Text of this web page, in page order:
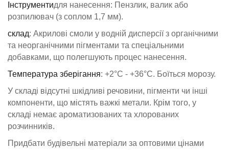
Інструментидля нанесення: Пензлик, валик або
розпилювач (з соплом 1,7 мм).
склад: Акрилові смоли у водній дисперсії з органічними
та неорганічними пігментами та спеціальними
добавками, що полегшують процес нанесення.
Температура зберігання: +2°C - +36°C. Боїться морозу.
У складі відсутні шкідливі речовини, пігменти чи інші
компоненти, що містять важкі метали. Крім того, у
складі немає ароматизованих та хлорованих
розчинників.
Придбати будівельні матеріали за оптовими цінами